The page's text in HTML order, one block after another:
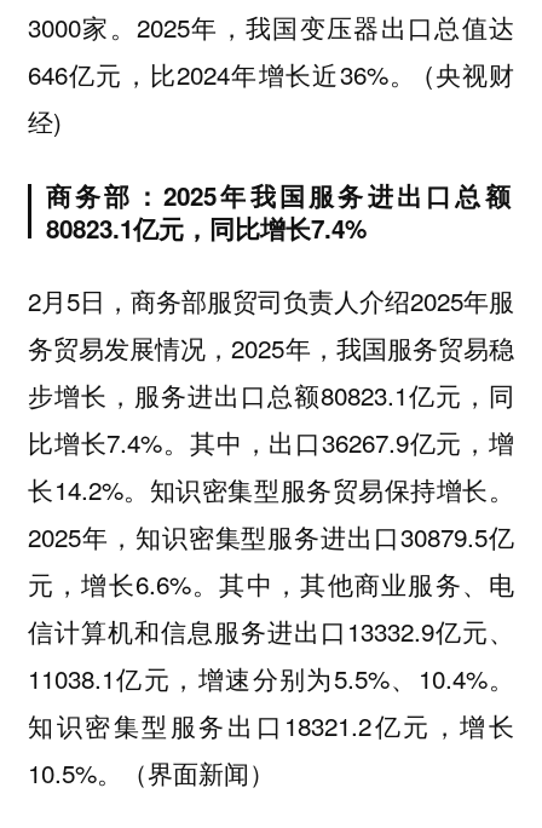
3000家。2025年，我国变压器出口总值达
646亿元，比2024年增长近36%。 (央视财
经)
商务部：2025年我国服务进出口总额
80823.1亿元，同比增长7.4%
2月5日，商务部服贸司负责人介绍2025年服
务贸易发展情况，2025年，我国服务贸易稳
步增长，服务进出口总额80823.1亿元，同
比增长7.4%。其中，出口36267.9亿元，增
长14.2%。知识密集型服务贸易保持增长。
2025年，知识密集型服务进出口30879.5亿
元，增长6.6%。其中，其他商业服务、电
信计算机和信息服务进出口13332.9亿元、
11038.1亿元，增速分别为5.5%、10.4%。
知识密集型服务出口18321.2亿元，增长
10.5%。（界面新闻）